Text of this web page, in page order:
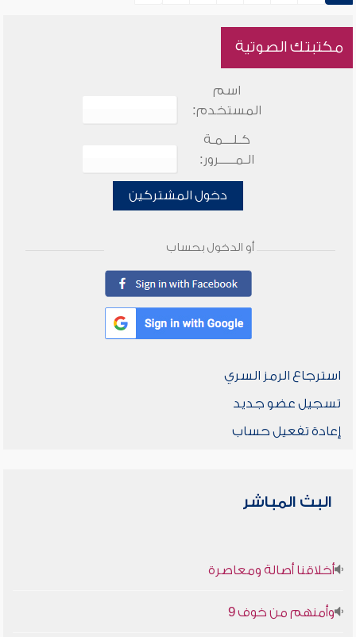
مكتبتك الصوتية
اسم
المستخدم:
كـلـــمـة
الـمـــــرور:
دخول المشتركين
أو الدخول بحساب
استرجاع الرمز السري
تسجيل عضو جديد
إعادة تفعيل حساب
البث المباشر
أخلاقنا أصالة ومعاصرة
وأمنهم من خوف 9